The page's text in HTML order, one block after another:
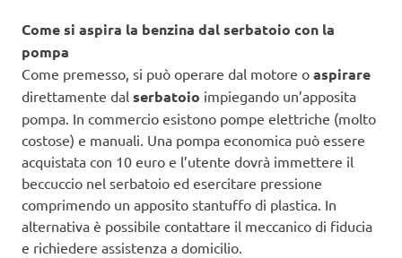
Come si aspira la benzina dal serbatoio con la
pompa
Come premesso, si può operare dal motore o aspirare
direttamente dal serbatoio impiegando un’apposita
pompa. In commercio esistono pompe elettriche (molto
costose) e manuali. Una pompa economica può essere
acquistata con 10 euro e l’utente dovrà immettere il
beccuccio nel serbatoio ed esercitare pressione
comprimendo un apposito stantuffo di plastica. In
alternativa è possibile contattare il meccanico di fiducia
e richiedere assistenza a domicilio.